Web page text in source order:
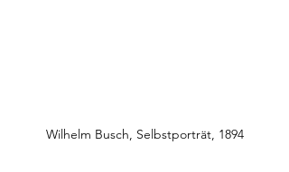
Wilhelm Busch, Selbstporträt, 1894